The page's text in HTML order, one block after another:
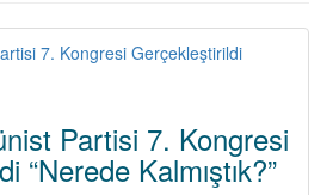
Partisi 7. Kongresi
“Nerede Kalmıştık?”